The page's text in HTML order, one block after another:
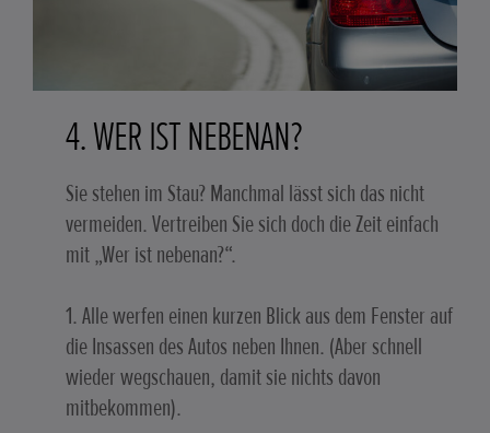
4. WER IST NEBENAN?
Sie stehen im Stau? Manchmal lässt sich das nicht
vermeiden. Vertreiben Sie sich doch die Zeit einfach
mit „Wer ist nebenan?“.
1. Alle werfen einen kurzen Blick aus dem Fenster auf
die Insassen des Autos neben Ihnen. (Aber schnell
wieder wegschauen, damit sie nichts davon
mitbekommen).